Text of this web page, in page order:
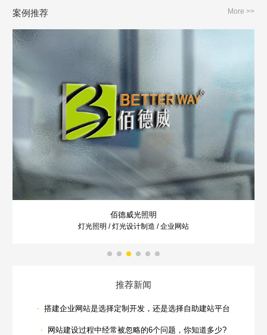
案例推荐 More >>
佰德威光照明
灯光照明 / 灯光设计制造 / 企业网站
推荐新闻
· 搭建企业网站是选择定制开发，还是选择自助建站平台
· 网站建设过程中经常被忽略的6个问题，你知道多少?
Are you ready?
不怕就请留下您的需求及联系方式，我们会第一时间送上问候的。